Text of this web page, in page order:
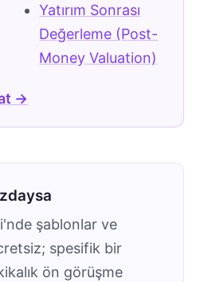
Yatırım Sonrası
Değerleme (Post-
Money Valuation)
→
şablonlar ve
spesifik bir
ön görüşme